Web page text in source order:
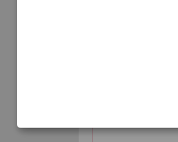
5 igala
bez PDV-a, dodatno